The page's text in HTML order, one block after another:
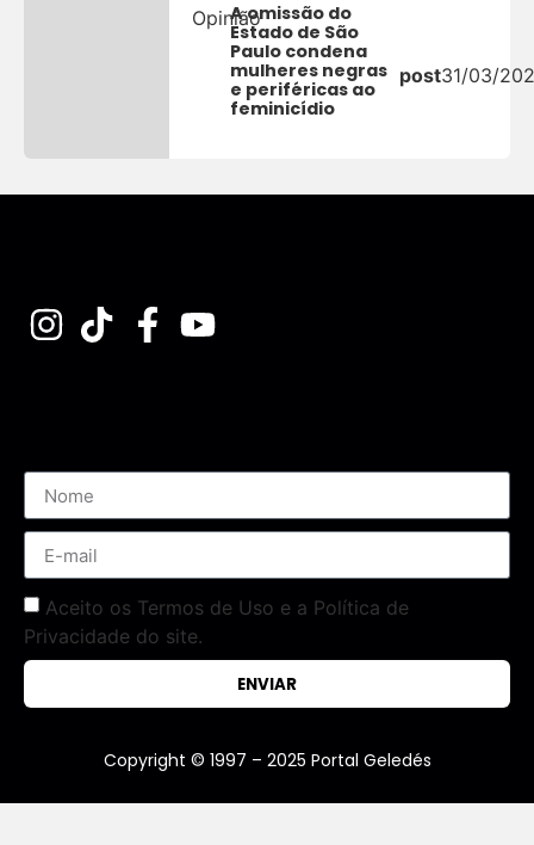
OpiniãoA omissão do
Estado de São
Paulo condena
mulheres negras
e periféricas ao
feminicídio
post31/03/
Aceito os Termos de Uso e a Política de
Privacidade do site.
ENVIAR
Copyright © 1997 – 2025 Portal Geledés